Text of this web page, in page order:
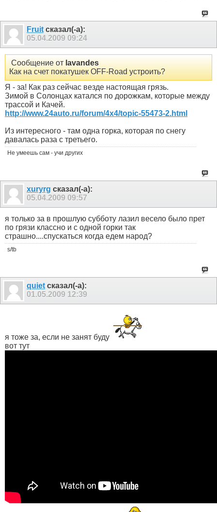
Fruit сказал(-а):
05.04.2009 09:24
Сообщение от lavandes
Как на счет покатушек ОFF-Road устроить?
Я - за! Как раз сейчас везде настоящая грязь.
Зимой в Солонцах катался по дорожкам, которые между
трассой и Качей.
http://www.24auto.ru/forum/4x4/topic-55473-2.html
Из интересного - там одна горка, которая по снегу
давалась раза с третьего.
Не умеешь сам - учи других
xuryrg сказал(-а):
05.04.2009 09:57
я только за в прошлую субботу лазил весело было прет
по грязи классно и с одной горки так
страшно....спускаться когда едем народ?
s/tb
quiet сказал(-а):
01.05.2009 12:39
я тоже за, если не занят буду
вот тут